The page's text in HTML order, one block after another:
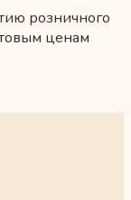
розничного
ценам